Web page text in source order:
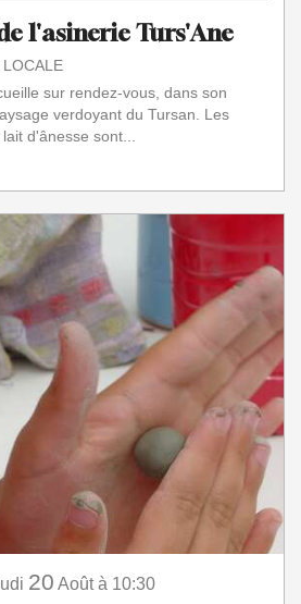
l'asinerie Turs'Ane
sur rendez-vous, dans son
verdoyant du Tursan. Les
d'ânesse sont...
20 Août à 10:30